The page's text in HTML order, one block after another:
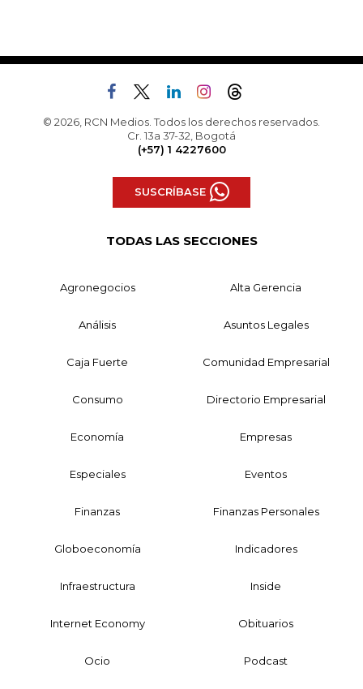
© 2026, RCN Medios. Todos los derechos reservados.
Cr. 13a 37-32, Bogotá
(+57) 1 4227600
SUSCRÍBASE
TODAS LAS SECCIONES
Agronegocios Alta Gerencia
Análisis Asuntos Legales
Caja Fuerte Comunidad Empresarial
Consumo Directorio Empresarial
Economía Empresas
Especiales Eventos
Finanzas Finanzas Personales
Globoeconomía Indicadores
Infraestructura Inside
Internet Economy Obituarios
Ocio Podcast